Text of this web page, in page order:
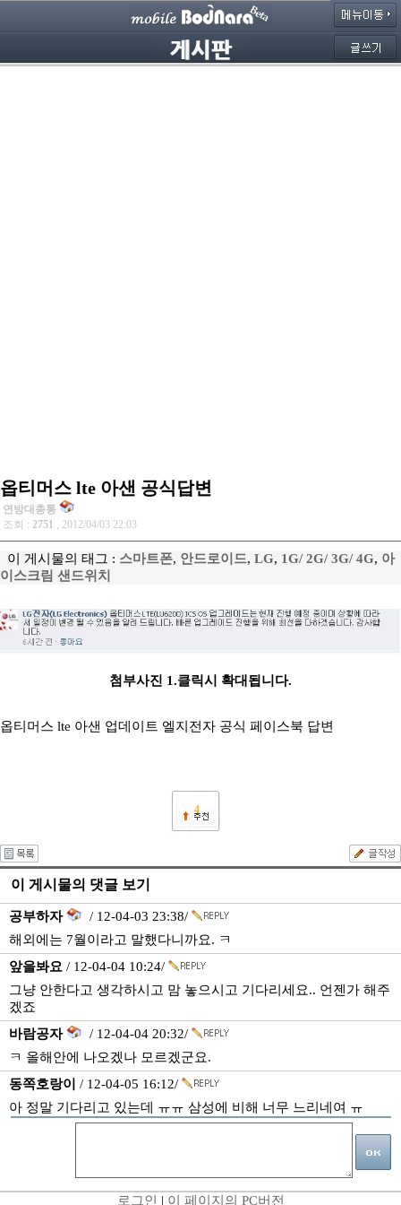
옵티머스 lte 아샌 공식답변
연방대총통
조회 : 2751 , 2012/04/03 22:03
이 게시물의 태그 : 스마트폰, 안드로이드, LG, 1G/ 2G/ 3G/ 4G, 아
이스크림 샌드위치
첨부사진 1.클릭시 확대됩니다.
옵티머스 lte 아샌 업데이트 엘지전자 공식 페이스북 답변
4
이 게시물의 댓글 보기
공부하자
/ 12-04-03 23:38/
해외에는 7월이라고 말했다니까요. ㅋ
앞을봐요 / 12-04-04 10:24/
그냥 안한다고 생각하시고 맘 놓으시고 기다리세요.. 언젠가 해주
겠죠
바람공자
/ 12-04-04 20:32/
ㅋ 올해안에 나오겠나 모르겠군요.
동쪽호랑이
/ 12-04-05 16:12/
아 정말 기다리고 있는데 ㅠㅠ 삼성에 비해 너무 느리네여 ㅠ
로그인 | 이 페이지의 PC버전